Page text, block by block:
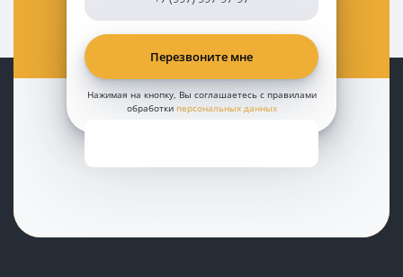
Нажимая на кнопку, Вы соглашаетесь с правилами
обработки персональных данных